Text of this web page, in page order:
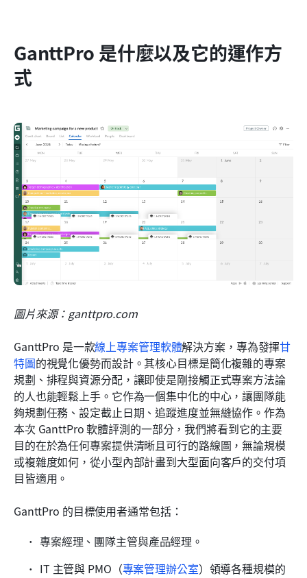
GanttPro 是什麼以及它的運作方
式
圖片來源：ganttpro.com
GanttPro 是一款線上專案管理軟體解決方案，專為發揮甘
特圖的視覺化優勢而設計。其核心目標是簡化複雜的專案
規劃、排程與資源分配，讓即使是剛接觸正式專案方法論
的人也能輕鬆上手。它作為一個集中化的中心，讓團隊能
夠規劃任務、設定截止日期、追蹤進度並無縫協作。作為
本次 GanttPro 軟體評測的一部分，我們將看到它的主要
目的在於為任何專案提供清晰且可行的路線圖，無論規模
或複雜度如何，從小型內部計畫到大型面向客戶的交付項
目皆適用。
GanttPro 的目標使用者通常包括：
專案經理、團隊主管與產品經理。
IT 主管與 PMO（專案管理辦公室）領導各種規模的